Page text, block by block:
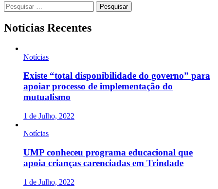
Pesquisar
por:
Notícias Recentes
Notícias
Existe “total disponibilidade do governo” para
apoiar processo de implementação do
mutualismo
1 de Julho, 2022
Notícias
UMP conheceu programa educacional que
apoia crianças carenciadas em Trindade
1 de Julho, 2022